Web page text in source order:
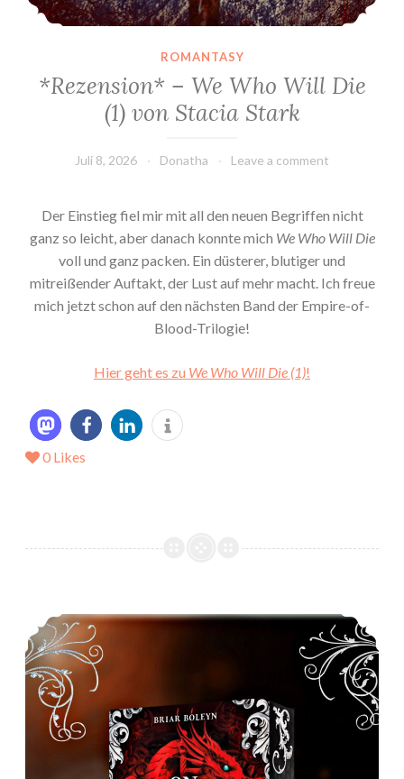
ROMANTASY
*Rezension* – We Who Will Die
(1) von Stacia Stark
Juli 8, 2026 Donatha Leave a comment
Der Einstieg fiel mir mit all den neuen Begriffen nicht
ganz so leicht, aber danach konnte mich We Who Will Die
voll und ganz packen. Ein düsterer, blutiger und
mitreißender Auftakt, der Lust auf mehr macht. Ich freue
mich jetzt schon auf den nächsten Band der Empire-of-
Blood-Trilogie!
Hier geht es zu We Who Will Die (1)!
0 Likes
*Rezension* – On Wings of Blood (Bloodwing Academy 1) von Briar Boleyn